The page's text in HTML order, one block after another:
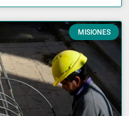
MISIONES